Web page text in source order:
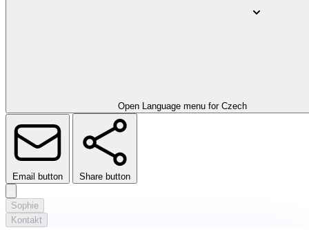
Open Language menu for Czech
Email button Share button
Sophie
Kontakt